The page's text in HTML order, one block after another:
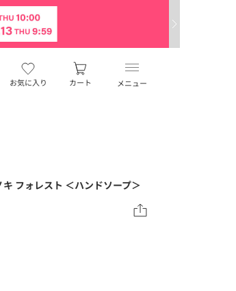
メニュー
お気に入り カート
フォレスト ＜ハンドソープ＞